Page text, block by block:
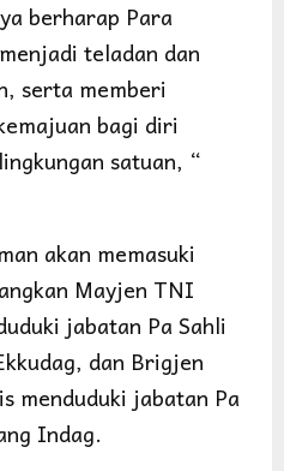
berharap Para
teladan dan
serta memberi
bagi diri
satuan, “
akan memasuki
Mayjen TNI
jabatan Pa Sahli
dan Brigjen
menduduki jabatan Pa
Indag.